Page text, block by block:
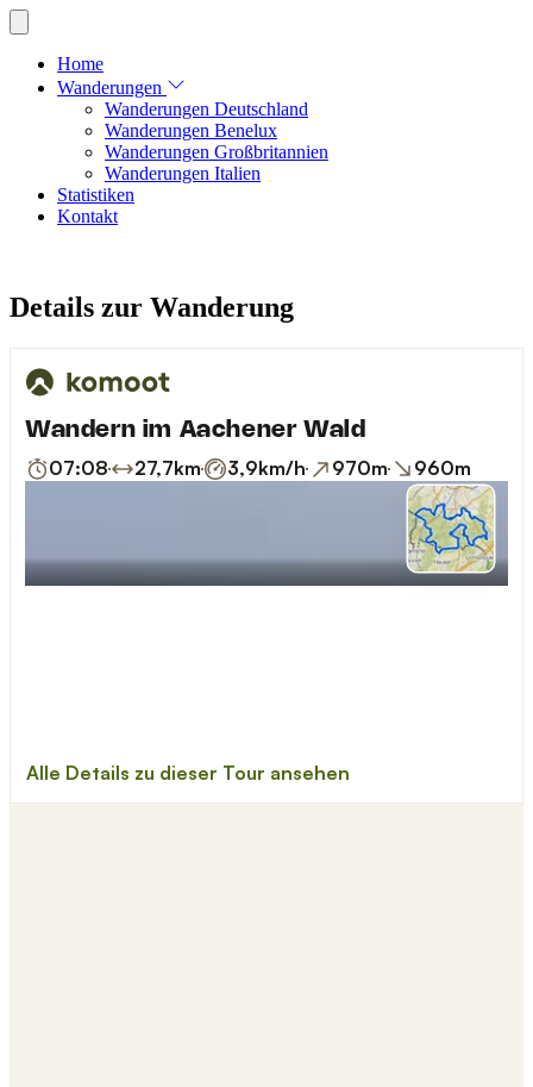
Home
Wanderungen
Wanderungen Deutschland
Wanderungen Benelux
Wanderungen Großbritannien
Wanderungen Italien
Statistiken
Kontakt
Details zur Wanderung